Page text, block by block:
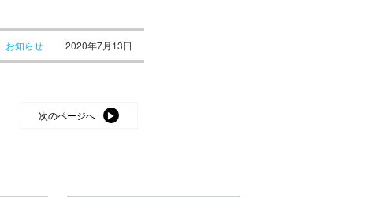
お知らせ 2020年7月13日
次のページへ